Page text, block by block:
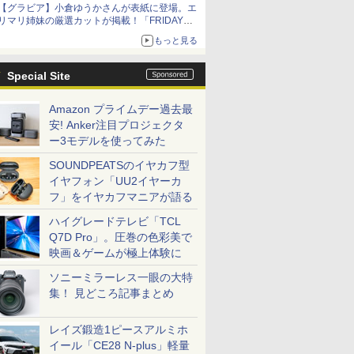
グラビア】小倉ゆうかさんが表紙に登場。エ
マリ姉妹の厳選カットが掲載！「FRIDAY
年8⽉21・28日号」本日発売
もっと見る
Special Site
Amazon プライムデー過去最
安! Anker注目プロジェクタ
ー3モデルを使ってみた
SOUNDPEATSのイヤカフ型
イヤフォン「UU2イヤーカ
フ」をイヤカフマニアが語る
ハイグレードテレビ「TCL
Q7D Pro」。圧巻の色彩美で
映画＆ゲームが極上体験に
ソニーミラーレス一眼の大特
集！ 見どころ記事まとめ
レイズ鍛造1ピースアルミホ
イール「CE28 N-plus」軽量